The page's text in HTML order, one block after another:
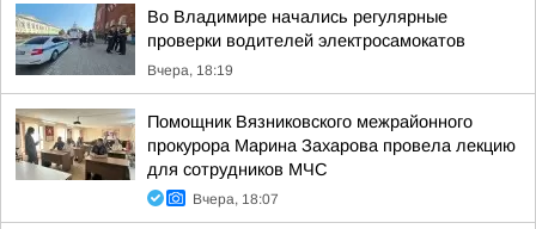
Во Владимире начались регулярные
проверки водителей электросамокатов
Вчера, 18:19
Помощник Вязниковского межрайонного
прокурора Марина Захарова провела лекцию
для сотрудников МЧС
Вчера, 18:07